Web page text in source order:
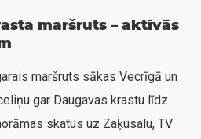
maršruts – aktīvās
maršruts sākas Vecrīgā un
gar Daugavas krastu līdz
skatus uz Zaķusalu, TV